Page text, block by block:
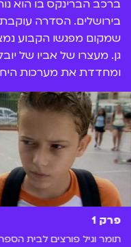
ברכב הברינקס בו הוא
בירושלים. הסדרה עוקבת
שמקום מפגשו הקבוע
גן. מעצרו של אביו של
ומחדדת את מערכות
פרק 1
תומר וגיל פורצים לבית